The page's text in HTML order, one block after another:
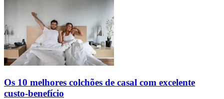
Os 10 melhores colchões de casal com excelente
custo-benefício